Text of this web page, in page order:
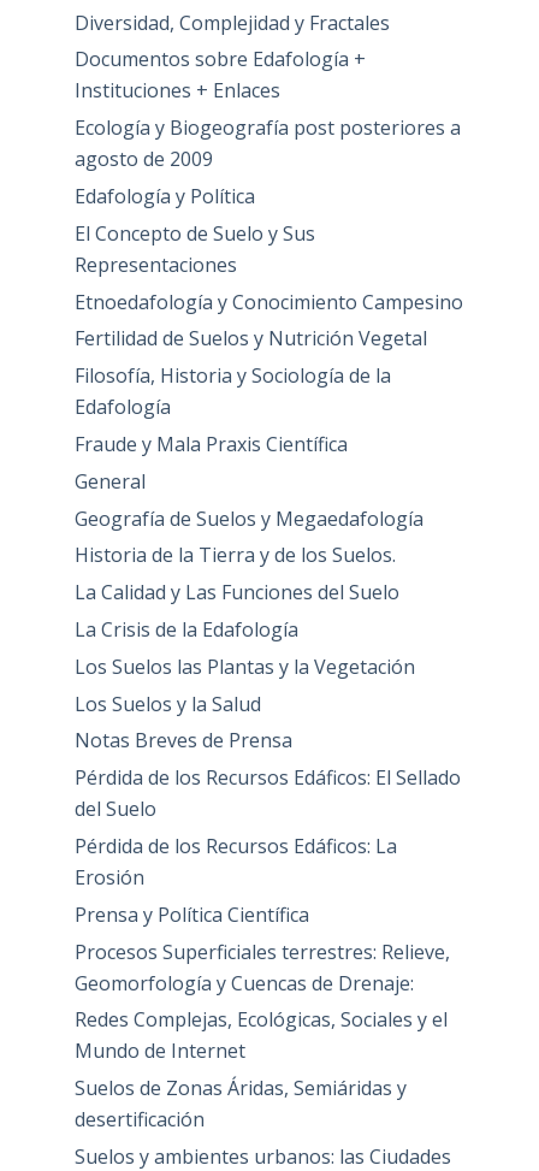
Diversidad, Complejidad y Fractales
Documentos sobre Edafología +
Instituciones + Enlaces
Ecología y Biogeografía post posteriores a
agosto de 2009
Edafología y Política
El Concepto de Suelo y Sus
Representaciones
Etnoedafología y Conocimiento Campesino
Fertilidad de Suelos y Nutrición Vegetal
Filosofía, Historia y Sociología de la
Edafología
Fraude y Mala Praxis Científica
General
Geografía de Suelos y Megaedafología
Historia de la Tierra y de los Suelos.
La Calidad y Las Funciones del Suelo
La Crisis de la Edafología
Los Suelos las Plantas y la Vegetación
Los Suelos y la Salud
Notas Breves de Prensa
Pérdida de los Recursos Edáficos: El Sellado
del Suelo
Pérdida de los Recursos Edáficos: La
Erosión
Prensa y Política Científica
Procesos Superficiales terrestres: Relieve,
Geomorfología y Cuencas de Drenaje:
Redes Complejas, Ecológicas, Sociales y el
Mundo de Internet
Suelos de Zonas Áridas, Semiáridas y
desertificación
Suelos y ambientes urbanos: las Ciudades